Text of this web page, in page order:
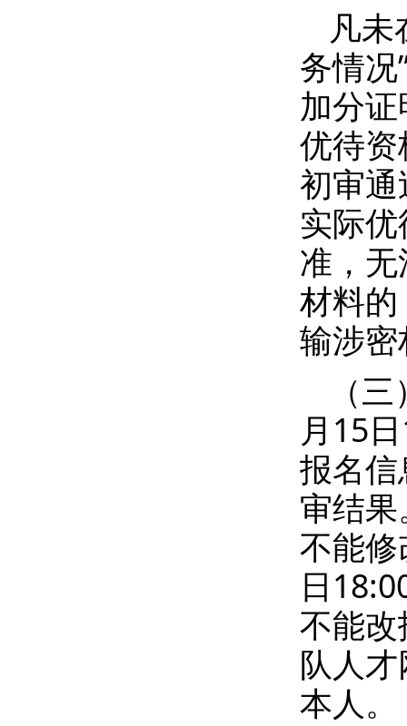
凡未
务情
加分
优待
初审
实际
准，
材料
输涉
（
月15
报名
审结
不能
日
不能
队人
本人。